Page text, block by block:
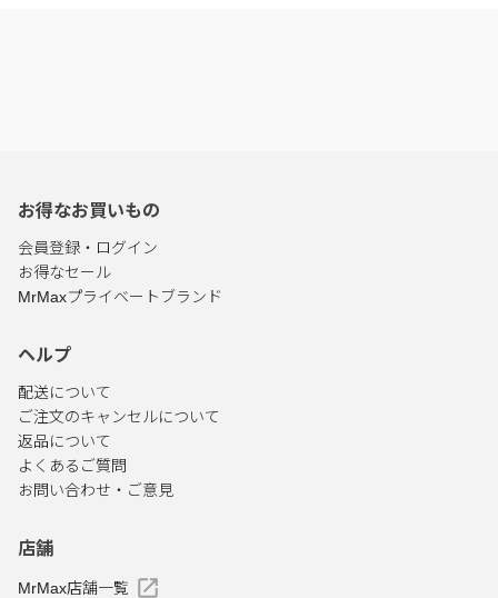
お得なお買いもの
会員登録・ログイン
お得なセール
MrMaxプライベートブランド
ヘルプ
配送について
ご注文のキャンセルについて
返品について
よくあるご質問
お問い合わせ・ご意見
店舗
MrMax店舗一覧